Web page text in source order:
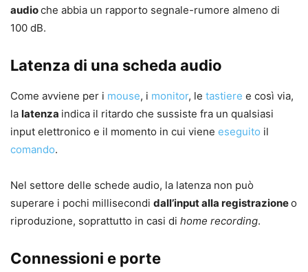
audioche abbia un rapporto segnale-rumore almeno di
100 dB.
Latenza di una scheda audio
Come avviene per i mouse, i monitor, le tastiere e così via,
la latenza indica il ritardo che sussiste fra un qualsiasi
input elettronico e il momento in cui viene eseguito il
comando.
Nel settore delle schede audio, la latenza non può
superare i pochi millisecondi dall’input alla registrazioneo
riproduzione, soprattutto in casi di home recording.
Connessioni e porte